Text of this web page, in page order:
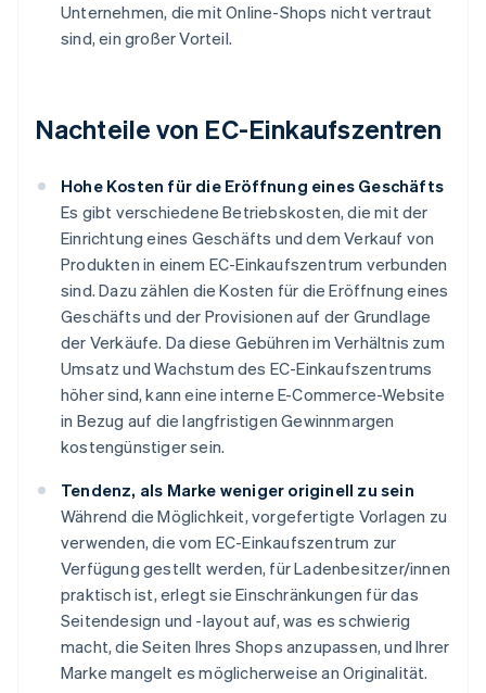
Unternehmen, die mit Online-Shops nicht vertraut
sind, ein großer Vorteil.
Nachteile von EC-Einkaufszentren
Hohe Kosten für die Eröffnung eines Geschäfts
Es gibt verschiedene Betriebskosten, die mit der
Einrichtung eines Geschäfts und dem Verkauf von
Produkten in einem EC-Einkaufszentrum verbunden
sind. Dazu zählen die Kosten für die Eröffnung eines
Geschäfts und der Provisionen auf der Grundlage
der Verkäufe. Da diese Gebühren im Verhältnis zum
Umsatz und Wachstum des EC-Einkaufszentrums
höher sind, kann eine interne E-Commerce-Website
in Bezug auf die langfristigen Gewinnmargen
kostengünstiger sein.
Tendenz, als Marke weniger originell zu sein
Während die Möglichkeit, vorgefertigte Vorlagen zu
verwenden, die vom EC-Einkaufszentrum zur
Verfügung gestellt werden, für Ladenbesitzer/innen
praktisch ist, erlegt sie Einschränkungen für das
Seitendesign und -layout auf, was es schwierig
macht, die Seiten Ihres Shops anzupassen, und Ihrer
Marke mangelt es möglicherweise an Originalität.